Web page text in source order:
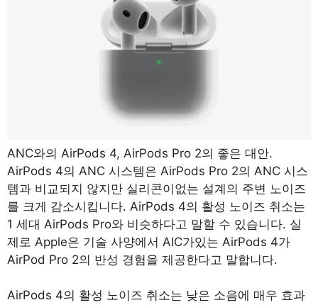
ANC와의 AirPods 4, AirPods Pro 2의 좋은 대안.
AirPods 4의 ANC 시스템은 AirPods Pro 2의 ANC 시스
템과 비교되지 않지만 실리콘이없는 설계의 주변 노이즈
를 크게 감소시킵니다. AirPods 4의 활성 노이즈 취소는
1 세대 AirPods Pro와 비슷하다고 말할 수 있습니다. 실
제로 Apple은 기술 사양에서 AIC가있는 AirPods 4가
AirPod Pro 2의 반성 경험을 제공한다고 말합니다.
AirPods 4의 활성 노이즈 취소는 낮은 소음에 매우 효과